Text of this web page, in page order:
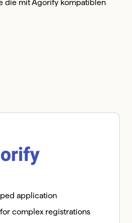
die mit Agorify kompatiblen
application
complex registrations